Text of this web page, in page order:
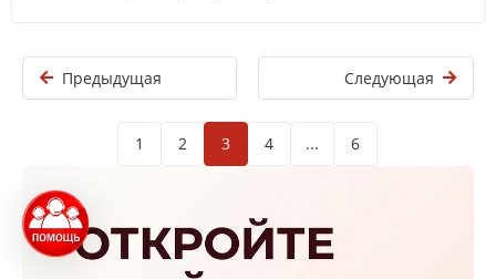
Предыдущая Следующая
1 2 3 4 ... 6